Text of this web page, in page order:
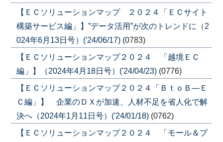
【ＥＣソリューションマップ ２０２４「ＥＣサイト
構築サービス編」】”データ活用”が次のトレンドに（2
024年6月13日号）('24/06/17) (0783)
【ＥＣソリューションマップ２０２４ 「越境ＥＣ
編」】（2024年4月18日号）('24/04/23) (0776)
【ＥＣソリューションマップ２０２４「ＢｔｏＢ―Ｅ
Ｃ編」】 企業のＤＸが加速、人材不足を省人化で解
決へ（2024年1月11日号）('24/01/18) (0762)
【ＥＣソリューションマップ２０２４ 「モール＆プ